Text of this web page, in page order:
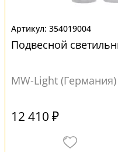
354019004
Подвесной
MW-Light (Германия)
12 410 ₽